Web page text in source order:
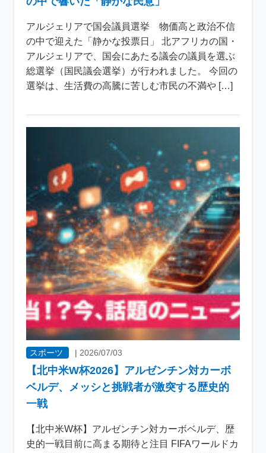
アルジェリアで国会議員選挙 物価高と政治不信
の中で迎えた「静かな投票日」 北アフリカの国・
アルジェリアで、国会にあたる議会の議員を選ぶ
総選挙（国民議会選挙）が行われました。 今回の
選挙は、生活費の高騰に苦しむ市民の不満や […]
スポーツ | 2026/07/03
【北中米W杯2026】アルゼンチン対カーボ
ベルデ、メッシと挑戦者が激突する歴史的
一戦
【北中米W杯】アルゼンチン対カーボベルデ、歴
史的一戦目前に高まる期待と注目 FIFAワールドカ